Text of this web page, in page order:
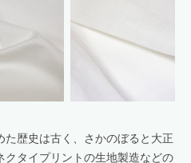
歴史は古く、さかのぼると大正
タイプリントの生地製造などの